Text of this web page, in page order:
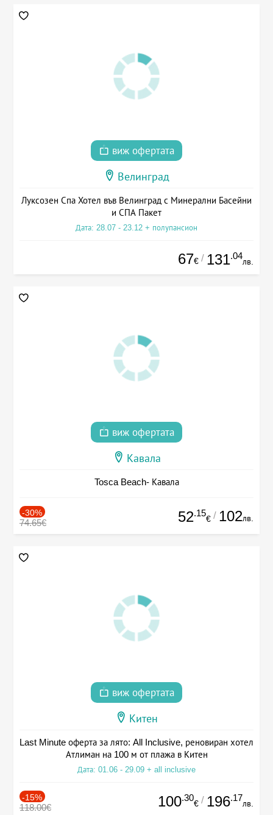
виж офертата
Велинград
Луксозен Спа Хотел във Велинград с Минерални Басейни
и СПА Пакет
Дата: 28.07 - 23.12 + полупансион
67€ / 131.04
лв.
виж офертата
Кавала
Tosca Beach- Кавала
-30%
74.65€ 52.15
€ / 102лв.
виж офертата
Китен
Last Minute оферта за лято: All Inclusive, реновиран хотел
Атлиман на 100 м от плажа в Китен
Дата: 01.06 - 29.09 + all inclusive
-15%
118.00€ 100.30
€ / 196.17
лв.